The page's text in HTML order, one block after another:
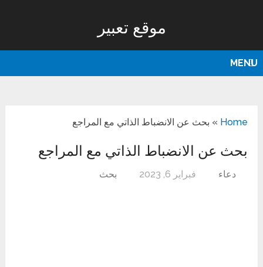
موقع تعبير
MENU
Home
» بحث عن الانضباط الذاتي مع المراجع
بحث عن الانضباط الذاتي مع المراجع
دعاء فبراير 6, 2023 بحث